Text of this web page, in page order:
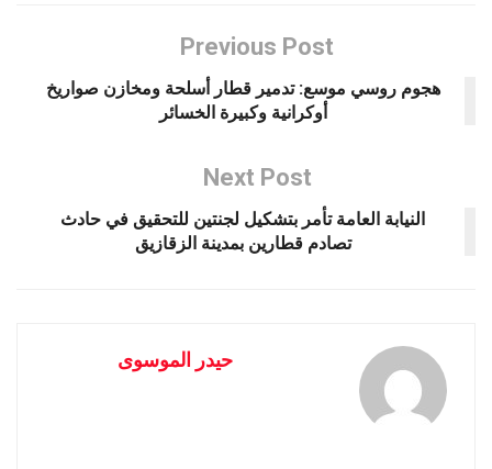
Previous Post
هجوم روسي موسع: تدمير قطار أسلحة ومخازن صواريخ
أوكرانية وكبيرة الخسائر
Next Post
النيابة العامة تأمر بتشكيل لجنتين للتحقيق في حادث
تصادم قطارين بمدينة الزقازيق
حيدر الموسوى